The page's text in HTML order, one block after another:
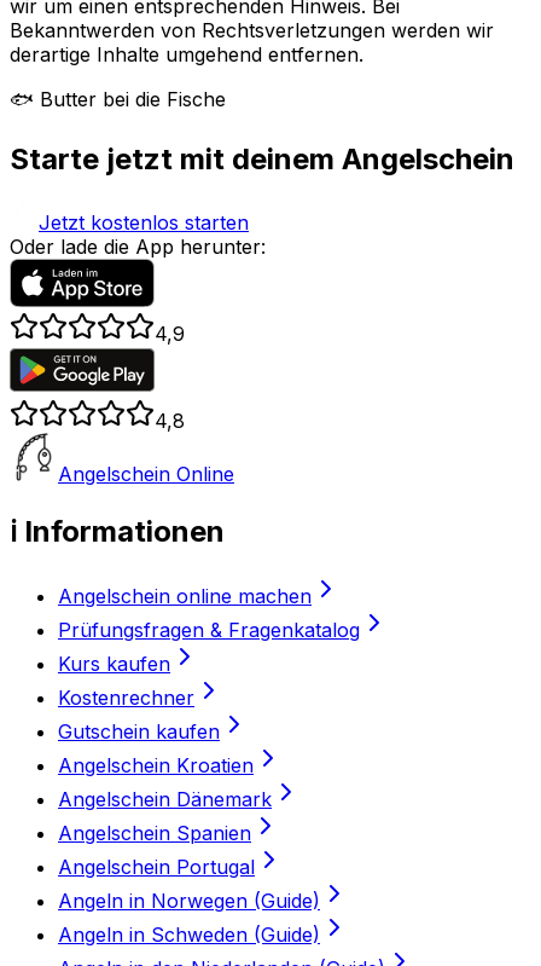
wir um einen entsprechenden Hinweis. Bei
Bekanntwerden von Rechtsverletzungen werden wir
derartige Inhalte umgehend entfernen.
🐟 Butter bei die Fische
Starte jetzt mit deinem Angelschein
Jetzt kostenlos starten
Oder lade die App herunter:
4,9
4,8
Angelschein Online
ℹ️ Informationen
Angelschein online machen
Prüfungsfragen & Fragenkatalog
Kurs kaufen
Kostenrechner
Gutschein kaufen
Angelschein Kroatien
Angelschein Dänemark
Angelschein Spanien
Angelschein Portugal
Angeln in Norwegen (Guide)
Angeln in Schweden (Guide)